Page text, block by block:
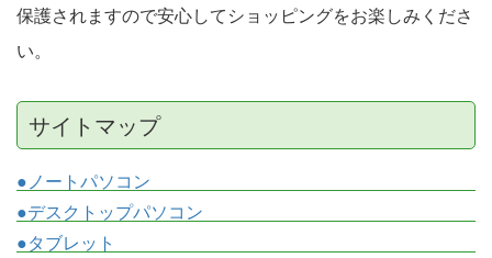
保護されますので安心してショッピングをお楽しみくださ
い。
サイトマップ
●ノートパソコン
●デスクトップパソコン
●タブレット